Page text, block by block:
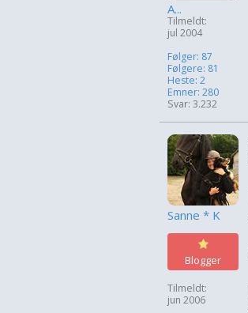
A...
Tilmeldt:
jul 2004
Følger: 87
Følgere: 81
Heste: 2
Emner: 280
Svar: 3.232
Sanne * K
Blogger
Tilmeldt:
jun 2006